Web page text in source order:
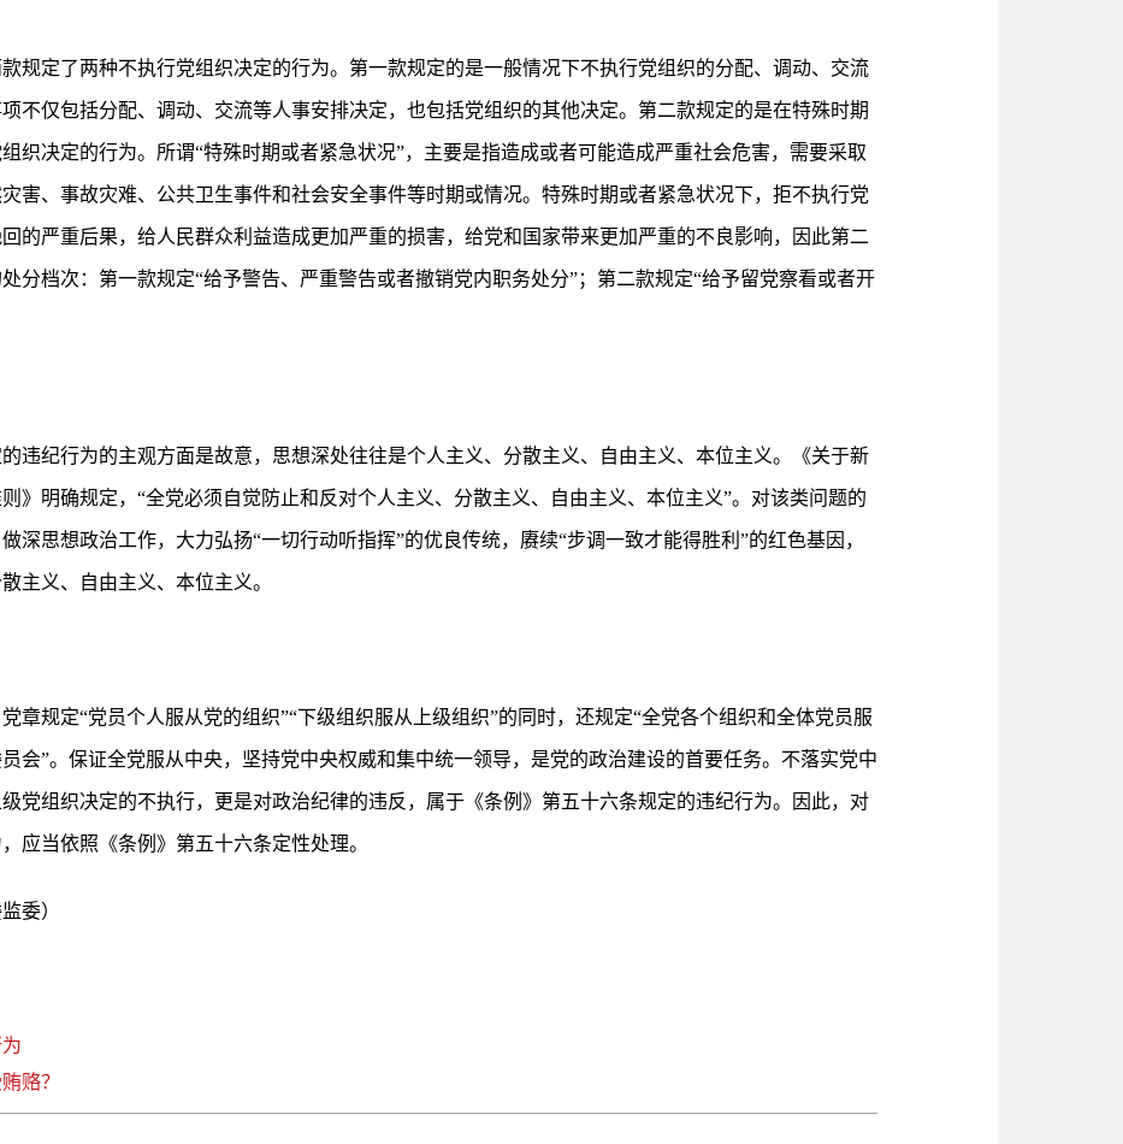
款规定了两种不执行党组织决定的行为。第一款规定的是一般情况下不执行党组织的分配、调动、交流
不仅包括分配、调动、交流等人事安排决定，也包括党组织的其他决定。第二款规定的是在特殊时期
织决定的行为。所谓“特殊时期或者紧急状况”，主要是指造成或者可能造成严重社会危害，需要采取
害、事故灾难、公共卫生事件和社会安全事件等时期或情况。特殊时期或者紧急状况下，拒不执行党
的严重后果，给人民群众利益造成更加严重的损害，给党和国家带来更加严重的不良影响，因此第二
分档次：第一款规定“给予警告、严重警告或者撤销党内职务处分”；第二款规定“给予留党察看或者开
的违纪行为的主观方面是故意，思想深处往往是个人主义、分散主义、自由主义、本位主义。《关于新
》明确规定，“全党必须自觉防止和反对个人主义、分散主义、自由主义、本位主义”。对该类问题的
深思想政治工作，大力弘扬“一切行动听指挥”的优良传统，赓续“步调一致才能得胜利”的红色基因，
主义、自由主义、本位主义。
章规定“党员个人服从党的组织”“下级组织服从上级组织”的同时，还规定“全党各个组织和全体党员服
会”。保证全党服从中央，坚持党中央权威和集中统一领导，是党的政治建设的首要任务。不落实党中
党组织决定的不执行，更是对政治纪律的违反，属于《条例》第五十六条规定的违纪行为。因此，对
应当依照《条例》第五十六条定性处理。
委）
赂？